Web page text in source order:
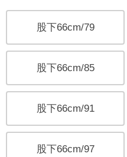
股下66cm/79
股下66cm/85
股下66cm/91
股下66cm/97